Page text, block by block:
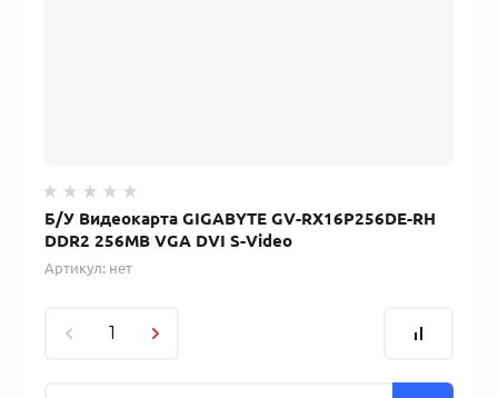
Б/У Видеокарта GIGABYTE GV-RX16P256DE-RH
DDR2 256MB VGA DVI S-Video
Артикул: нет